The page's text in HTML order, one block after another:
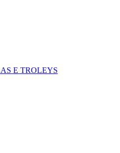
E TROLEYS